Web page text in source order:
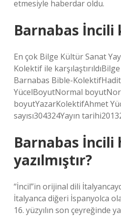
etmesiyle haberdar oldu.
Barnabas İncili
En çok Bilge Kültür Sanat
Kolektif ile
Barnabas Bible-
YücelBoyutNormal
boyutYazarKolektifAhmet
sayısı304324Yayın
Barnabas İncili
yazılmıştır?
“İncil”in orijinal dili
İtalyanca diğeri İspanyolca
16. yüzyılın son çeyreğinde